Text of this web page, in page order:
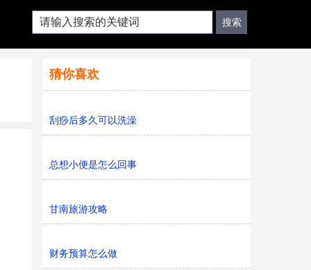
猜你喜欢
刮痧后多久可以洗澡
总想小便是怎么回事
甘南旅游攻略
财务预算怎么做